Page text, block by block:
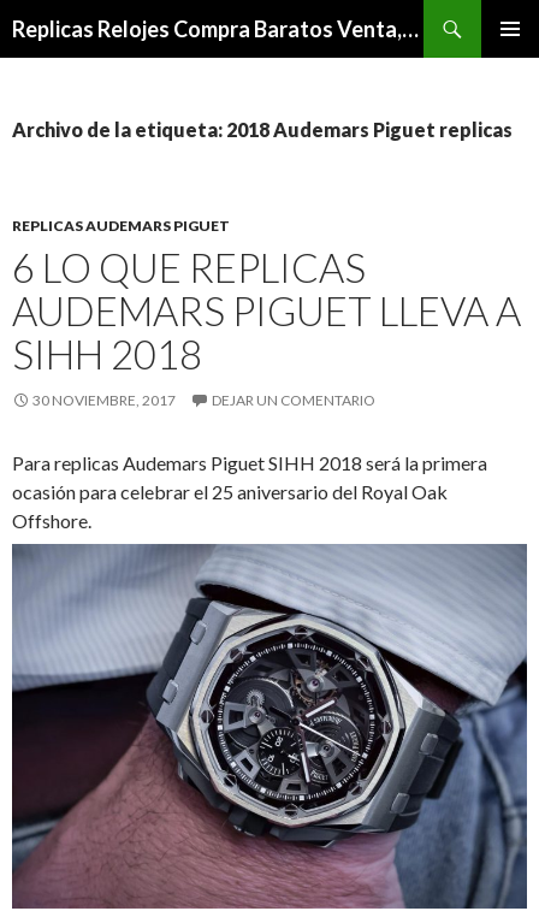
Replicas Relojes Compra Baratos Venta,Mejor Relojes De Imitacion Outlet
Archivo de la etiqueta: 2018 Audemars Piguet replicas
REPLICAS AUDEMARS PIGUET
6 LO QUE REPLICAS
AUDEMARS PIGUET LLEVA A
SIHH 2018
30 NOVIEMBRE, 2017 DEJAR UN COMENTARIO
Para replicas Audemars Piguet SIHH 2018 será la primera
ocasión para celebrar el 25 aniversario del Royal Oak
Offshore.